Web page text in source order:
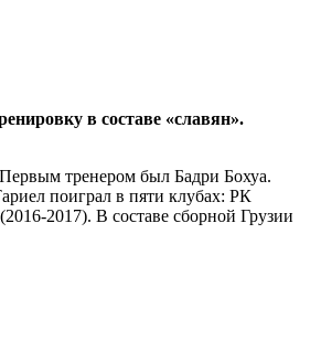
в составе «славян».
Первым тренером был Бадри Бохуа.
поиграл в пяти клубах: РК
2017). В составе сборной Грузии